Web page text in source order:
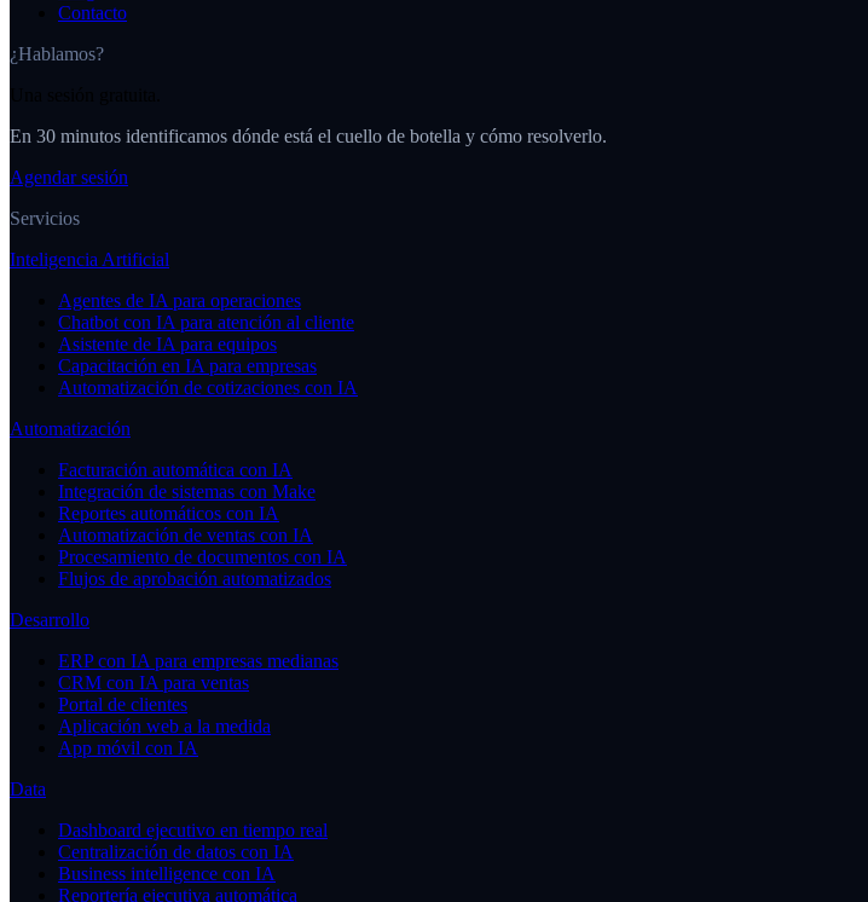
Contacto
¿Hablamos?
En 30 minutos identificamos dónde está el cuello de botella y cómo resolverlo.
Agendar sesión
Servicios
Inteligencia Artificial
Agentes de IA para operaciones
Chatbot con IA para atención al cliente
Asistente de IA para equipos
Capacitación en IA para empresas
Automatización de cotizaciones con IA
Automatización
Facturación automática con IA
Integración de sistemas con Make
Reportes automáticos con IA
Automatización de ventas con IA
Procesamiento de documentos con IA
Flujos de aprobación automatizados
Desarrollo
ERP con IA para empresas medianas
CRM con IA para ventas
Portal de clientes
Aplicación web a la medida
App móvil con IA
Data
Dashboard ejecutivo en tiempo real
Centralización de datos con IA
Business intelligence con IA
Reportería ejecutiva automática